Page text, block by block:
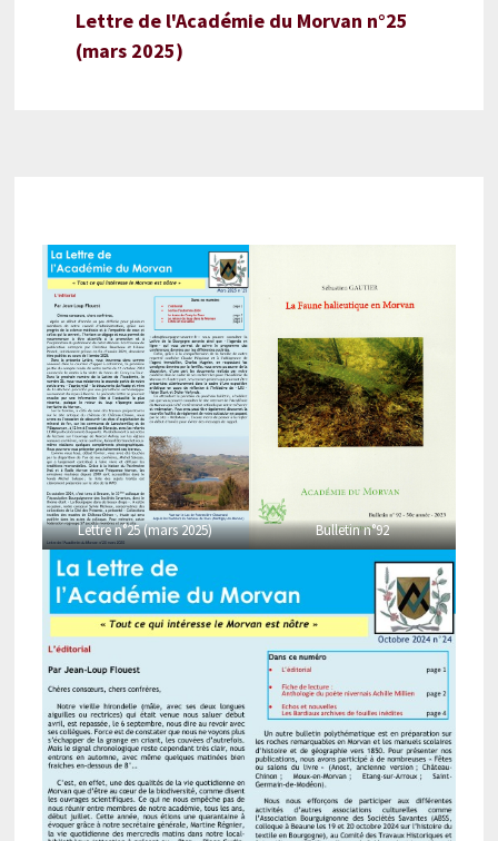
Lettre de l'Académie du Morvan n°25
(mars 2025)
Lettre n°25 (mars 2025) Bulletin n°92